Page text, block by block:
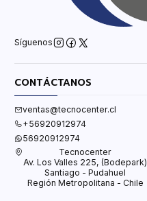
Síguenos
CONTÁCTANOS
ventas@tecnocenter.cl
+56920912974
56920912974
Tecnocenter
Av. Los Valles 225, (Bodepark)
Santiago - Pudahuel
Región Metropolitana - Chile